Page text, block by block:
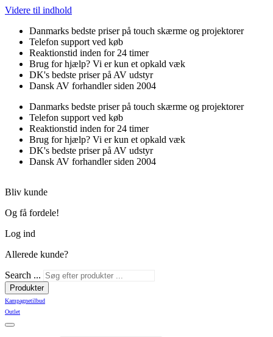
Videre til indhold
Danmarks bedste priser på touch skærme og projektorer
Telefon support ved køb
Reaktionstid inden for 24 timer
Brug for hjælp? Vi er kun et opkald væk
DK's bedste priser på AV udstyr
Dansk AV forhandler siden 2004
Danmarks bedste priser på touch skærme og projektorer
Telefon support ved køb
Reaktionstid inden for 24 timer
Brug for hjælp? Vi er kun et opkald væk
DK's bedste priser på AV udstyr
Dansk AV forhandler siden 2004
Bliv kunde
Og få fordele!
Log ind
Allerede kunde?
Search ...
Produkter
Kampagnetilbud
Outlet